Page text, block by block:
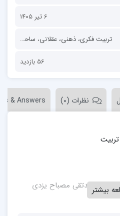
6 تیر 1405
تربیت فکری، ذهنی، عقلانی، ساحت‌های تربیت
56 بازدید
نظرات (0) & Answers
بیشتر